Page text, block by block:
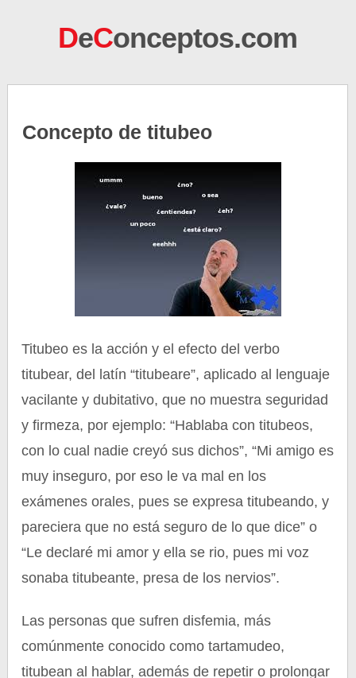
DeConceptos.com
Concepto de titubeo
Titubeo es la acción y el efecto del verbo
titubear, del latín “titubeare”, aplicado al lenguaje
vacilante y dubitativo, que no muestra seguridad
y firmeza, por ejemplo: “Hablaba con titubeos,
con lo cual nadie creyó sus dichos”, “Mi amigo es
muy inseguro, por eso le va mal en los
exámenes orales, pues se expresa titubeando, y
pareciera que no está seguro de lo que dice” o
“Le declaré mi amor y ella se rio, pues mi voz
sonaba titubeante, presa de los nervios”.
Las personas que sufren disfemia, más
comúnmente conocido como tartamudeo,
titubean al hablar, además de repetir o prolongar